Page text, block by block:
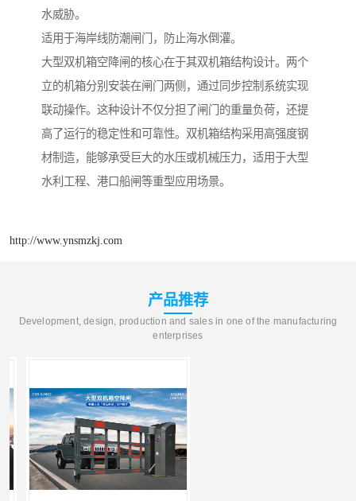
水威胁。
适用于海岸线防潮闸门，防止海水倒灌。
大型双机箱空降闸的核心在于其双机箱结构设计。两个
立的机箱分别安装在闸门两侧，通过同步控制系统实现
联动操作。这种设计不仅分担了闸门的重量负荷，还提
高了运行的稳定性和可靠性。双机箱结构采用高强度钢
材制造，能够承受巨大的水压或机械压力，适用于大型
水利工程、港口船闸等重型应用场景。
http://www.ynsmzkj.com
产品推荐
Development, design, production and sales in one of the manufacturing
enterprises